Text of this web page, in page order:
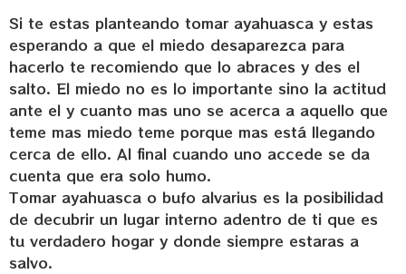
Si te estas planteando tomar ayahuasca y estas
esperando a que el miedo desaparezca para
hacerlo te recomiendo que lo abraces y des el
salto. El miedo no es lo importante sino la actitud
ante el y cuanto mas uno se acerca a aquello que
teme mas miedo teme porque mas está llegando
cerca de ello. Al final cuando uno accede se da
cuenta que era solo humo.
Tomar ayahuasca o bufo alvarius es la posibilidad
de decubrir un lugar interno adentro de ti que es
tu verdadero hogar y donde siempre estaras a
salvo.